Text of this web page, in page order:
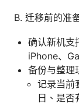
B. 迁移前的准
确认新机支
iPhone、
备份与整理
记录当前
日、是否